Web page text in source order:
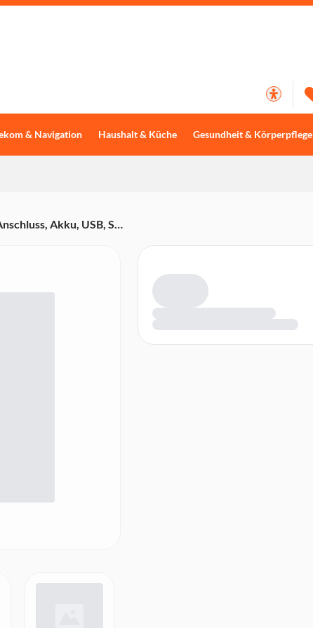
& Navigation Haushalt & Küche Gesundheit & Körperpflege
Akku, USB, SD,